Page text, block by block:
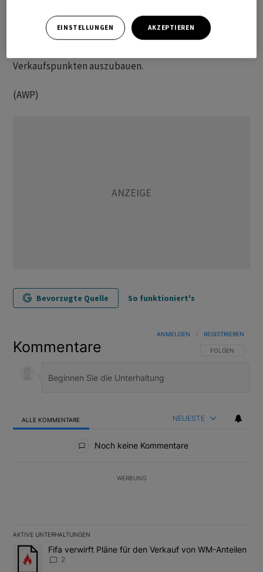
Vertriebskanälen sowie in Convenience Stores sicher.
Ziel sei es, die Marktpräsenz des lokalen Herstellers zu
Verkaufspunkten auszubauen.
(AWP)
Bevorzugte Quelle So funktioniert's
Kommentare FOLGE DIESER
FOLGEN
ANMELDEN REGISTRIEREN
ALLE KOMMENTARE NEUESTE
Noch keine Kommentare
WERBUNG
AKTIVE UNTERHALTUNGEN
Das Folgende ist eine Liste der am meisten kommentierten
Ein Trendartikel mit dem Titel "Fifa verwirft Pläne für den
Fifa verwirft Pläne für den Verkauf von WM-Anteilen
2
EINSTELLUNGEN AKZEPTIEREN